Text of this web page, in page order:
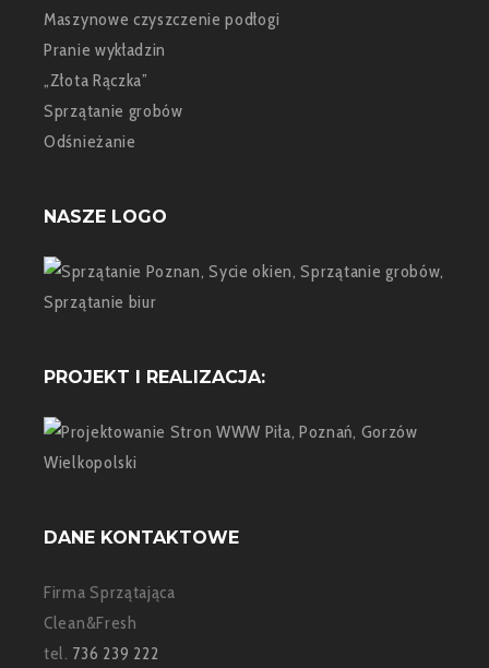
Maszynowe czyszczenie podłogi
Pranie wykładzin
„Złota Rączka”
Sprzątanie grobów
Odśnieżanie
NASZE LOGO
PROJEKT I REALIZACJA:
DANE KONTAKTOWE
Firma Sprzątająca
Clean&Fresh
tel. 736 239 222